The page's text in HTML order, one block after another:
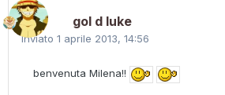
gol d luke
Inviato 1 aprile 2013, 14:56
benvenuta Milena!!